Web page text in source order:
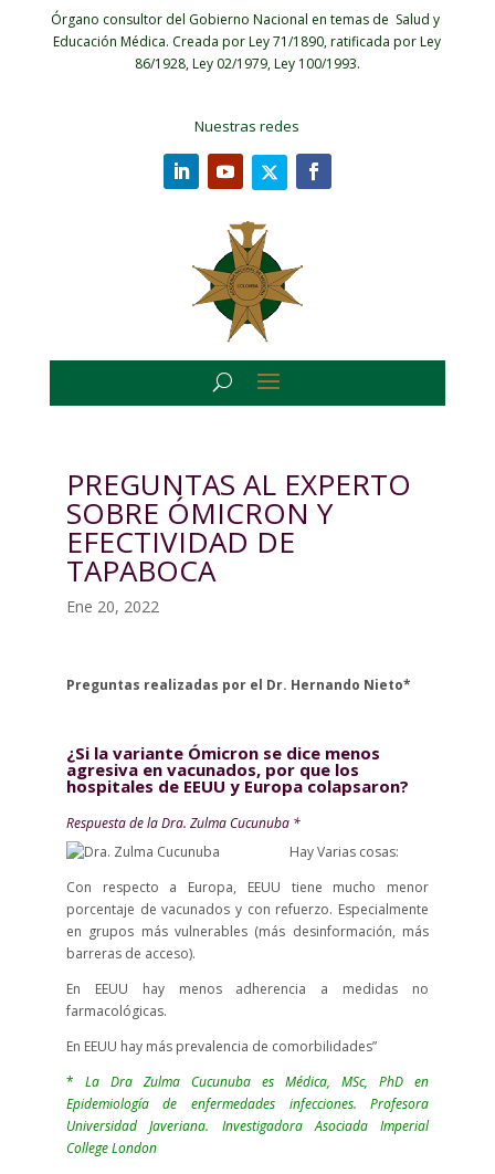
Órgano consultor del Gobierno Nacional en temas de Salud y
Educación Médica. Creada por Ley 71/1890, ratificada por Ley
86/1928, Ley 02/1979, Ley 100/1993.
Nuestras redes
PREGUNTAS AL EXPERTO
SOBRE ÓMICRON Y
EFECTIVIDAD DE
TAPABOCA
Ene 20, 2022
Preguntas realizadas por el Dr. Hernando Nieto*
¿Si la variante Ómicron se dice menos
agresiva en vacunados, por que los
hospitales de EEUU y Europa colapsaron?
Respuesta de la Dra. Zulma Cucunuba *
Hay Varias cosas:
Con respecto a Europa, EEUU tiene mucho menor
porcentaje de vacunados y con refuerzo. Especialmente
en grupos más vulnerables (más desinformación, más
barreras de acceso).
En EEUU hay menos adherencia a medidas no
farmacológicas.
En EEUU hay más prevalencia de comorbilidades”
* La Dra Zulma Cucunuba esMédica, MSc, PhD en
Epidemiología de enfermedades infecciones.Profesora
Universidad Javeriana. Investigadora Asociada Imperial
College London